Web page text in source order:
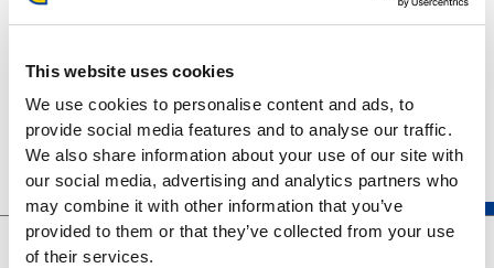
This website uses cookies
We use cookies to personalise content and ads, to
provide social media features and to analyse our traffic.
We also share information about your use of our site with
our social media, advertising and analytics partners who
may combine it with other information that you’ve
provided to them or that they’ve collected from your use
of their services.
CAPCOM ID.
مزايا حساب CAPCOM ID